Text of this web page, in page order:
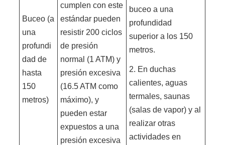
Buceo (a
una
profundi
dad de
hasta
150
metros)
cumplen con este
estándar pueden
resistir 200 ciclos
de presión
normal (1 ATM) y
presión excesiva
(16.5 ATM como
máximo), y
pueden estar
expuestos a una
presión excesiva
buceo a una
profundidad
superior a los 150
metros.
2. En duchas
calientes, aguas
termales, saunas
(salas de vapor) y al
realizar otras
actividades en